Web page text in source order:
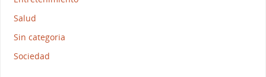
Salud
Sin categoria
Sociedad